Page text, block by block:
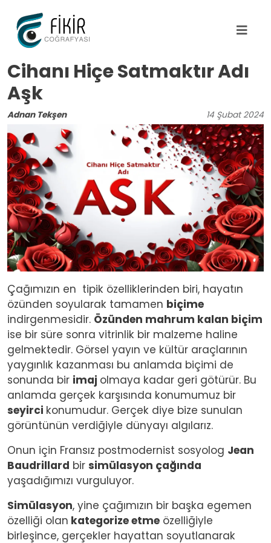
Cihanı Hiçe Satmaktır Adı
Aşk
Adnan Tekşen 14 Şubat 2024
Image
Çağımızın en tipik özelliklerinden biri, hayatın
özünden soyularak tamamen biçime
indirgenmesidir. Özünden mahrum kalan biçim
ise bir süre sonra vitrinlik bir malzeme haline
gelmektedir. Görsel yayın ve kültür araçlarının
yaygınlık kazanması bu anlamda biçimi de
sonunda bir imaj olmaya kadar geri götürür. Bu
anlamda gerçek karşısında konumumuz bir
seyirci konumudur. Gerçek diye bize sunulan
görüntünün verdiğiyle dünyayı algılarız.
Onun için Fransız postmodernist sosyolog Jean
Baudrillard bir simülasyon çağında
yaşadığımızı vurguluyor.
Simülasyon, yine çağımızın bir başka egemen
özelliği olan kategorize etme özelliğiyle
birleşince, gerçekler hayattan soyutlanarak